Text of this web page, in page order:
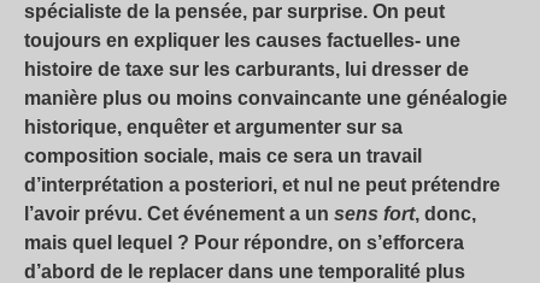
spécialiste de la pensée, par surprise. On peut
toujours en expliquer les causes factuelles- une
histoire de taxe sur les carburants, lui dresser de
manière plus ou moins convaincante une généalogie
historique, enquêter et argumenter sur sa
composition sociale, mais ce sera un travail
d’interprétation a posteriori, et nul ne peut prétendre
l’avoir prévu. Cet événement a un sens fort, donc,
mais quel lequel ? Pour répondre, on s’efforcera
d’abord de le replacer dans une temporalité plus